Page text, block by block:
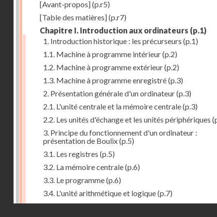
[Avant-propos](p.r5)
[Table des matières](p.r7)
Chapitre I. Introduction aux ordinateurs (p.1)
1. Introduction historique : les précurseurs (p.1)
1.1. Machine à programme intérieur(p.2)
1.2. Machine à programme extérieur(p.2)
1.3. Machine à programme enregistré(p.3)
2. Présentation générale d'un ordinateur(p.3)
2.1. L'unité centrale et la mémoire centrale(p.3)
2.2. Les unités d'échange et les unités périphériques
3. Principe du fonctionnement d'un ordinateur :
présentation de Boulix(p.5)
3.1. Les registres (p.5)
3.2. La mémoire centrale(p.6)
3.3. Le programme(p.6)
3.4. L'unité arithmétique et logique(p.7)
3.5. L'unité de contrôle(p.8)